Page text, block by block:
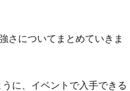
さについてまとめていきま
に、イベントで入手できる